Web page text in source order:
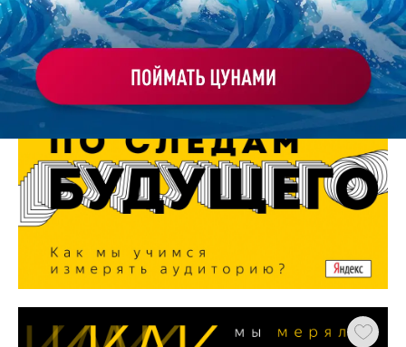
Работа
эксперта
ХОЧУ ЗАКАЗАТЬ ТАКУЮ ПРЕЗЕНТАЦИЮ